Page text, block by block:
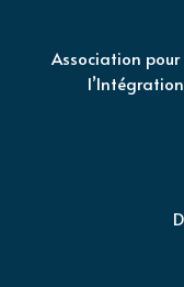
Association